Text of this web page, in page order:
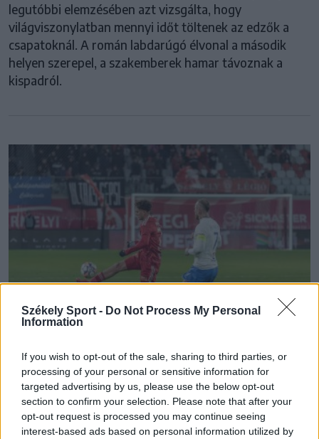
Székely Sport - Do Not Process My Personal
Information
If you wish to opt-out of the sale, sharing to third parties, or
processing of your personal or sensitive information for
targeted advertising by us, please use the below opt-out
section to confirm your selection. Please note that after your
opt-out request is processed you may continue seeing
interest-based ads based on personal information utilized by
legutóbbi elemzésében azt vizsgálta, hogy
világviszonylatban mennyi időt töltenek az edzők a
csapatoknál. A román labdarúgó élvonal a második
helyen szerepel, a szakemberek hamar távoznak a
kispadról.
SEPSI OSK
Jelentősen megugrott a fiatal
középpályás értéke a Sepsi OSK-nál